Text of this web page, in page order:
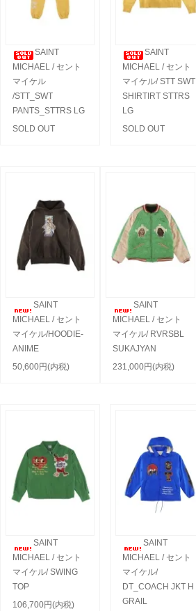
SAINT
MICHAEL / セント
マイケル
/STT_SWT
PANTS_STTRS LG
SOLD OUT
SAINT
MICHAEL / セント
マイケル/ STT SWT
SHIRTIRT STTRS
LG
SOLD OUT
SAINT
MICHAEL / セント
マイケル/HOODIE-
ANIME
50,600円(内税)
SAINT
MICHAEL / セント
マイケル/ RVRSBL
SUKAJYAN
231,000円(内税)
SAINT
MICHAEL / セント
マイケル/ SWING
TOP
106,700円(内税)
SAINT
MICHAEL / セント
マイケル/
DT_COACH JKT H
GRAIL